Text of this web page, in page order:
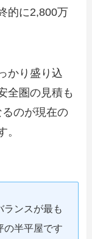
的に2,800万
かり盛り込
全圏の見積も
のが現在の
。
ランスが最も
の半平屋です